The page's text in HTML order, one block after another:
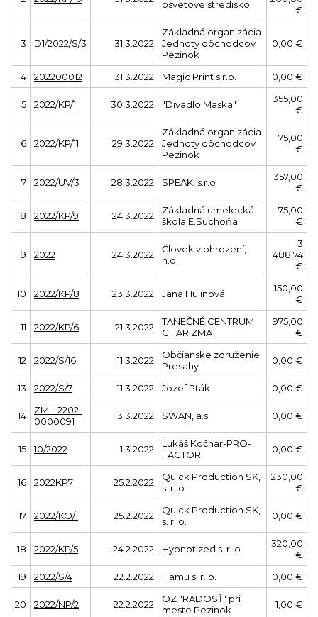
osvetové stredisko
€
3 D1/2022/S/3 31.3.2022
Základná organizácia
Jednoty dôchodcov
Pezinok
0,00 €
4 202200012 31.3.2022 Magic Print s.r.o. 0,00 €
5 2022/KP/1 30.3.2022 "Divadlo Maska"
355,00
€
6 2022/KP/11 29.3.2022
Základná organizácia
Jednoty dôchodcov
Pezinok
75,00
€
7 2022/UV/3 28.3.2022 SPEAK, s.r.o
357,00
€
8 2022/KP/9 24.3.2022
Základná umelecká
škola E.Suchoňa
75,00
€
9 2022 24.3.2022
Človek v ohrození,
n.o.
3
488,74
€
10 2022/KP/8 23.3.2022 Jana Hulínová
150,00
€
11 2022/KP/6 21.3.2022
TANEČNÉ CENTRUM
CHARIZMA
975,00
€
12 2022/S/16 11.3.2022
Občianske združenie
Presahy
0,00 €
13 2022/S/7 11.3.2022 Jozef Pták 0,00 €
14
ZML-2202-
0000091
3.3.2022 SWAN, a.s. 0,00 €
15 10/2022 1.3.2022
Lukáš Kočnar-PRO-
FACTOR
0,00 €
16 2022KP7 25.2.2022
Quick Production SK,
s. r. o.
230,00
€
17 2022/KO/1 25.2.2022
Quick Production SK,
s. r. o.
0,00 €
18 2022/KP/5 24.2.2022 Hypnotized s. r. o.
320,00
€
19
2022/S/4 22.2.2022 Hamu s. r. o. 0,00 €
20 2022/NP/2 22.2.2022
OZ "RADOSŤ" pri
meste Pezinok
1,00 €